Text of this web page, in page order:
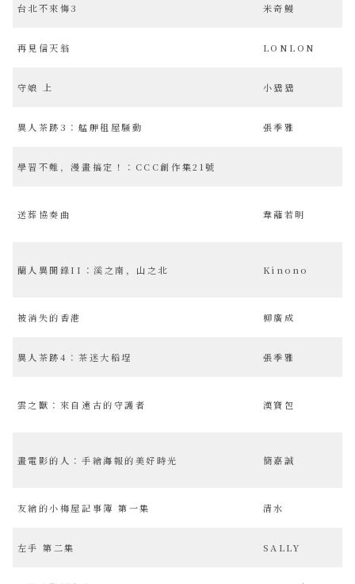
台北不來悔3 米奇鰻
再見信天翁 LONLON
守娘 上 小峱峱
異人茶跡3：艋舺租屋騷動 張季雅
學習不難，漫畫搞定！：CCC創作集21號
送葬協奏曲 韋蘺若明
蘭人異聞錄II：溪之南，山之北 Kinono
被消失的香港 柳廣成
異人茶跡4：茶迷大稻埕 張季雅
雲之獸：來自遠古的守護者 漢寶包
畫電影的人：手繪海報的美好時光 簡嘉誠
友繪的小梅屋記事簿 第一集 清水
左手 第二集 SALLY